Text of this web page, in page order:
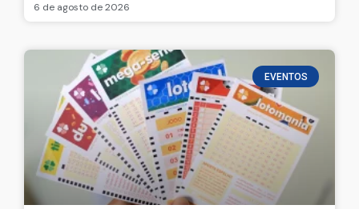
6 de agosto de 2026
EVENTOS